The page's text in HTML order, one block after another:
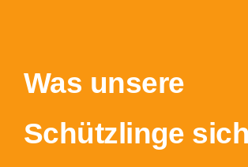
Was unsere
Schützlinge sich